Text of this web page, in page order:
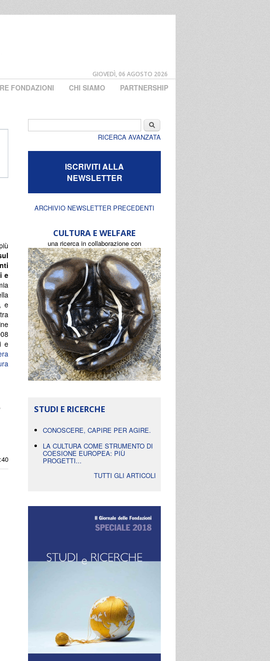
GIOVEDÌ, 06 AGOSTO 2026
FONDAZIONI CHI SIAMO PARTNERSHIP
e
, e
e
Cerca
RICERCA AVANZATA
ISCRIVITI ALLA
NEWSLETTER
ARCHIVIO NEWSLETTER PRECEDENTI
CULTURA E WELFARE
una ricerca in collaborazione con
STUDI E RICERCHE
CONOSCERE, CAPIRE PER AGIRE.
LA CULTURA COME STRUMENTO DI
COESIONE EUROPEA: PIÙ
PROGETTI...
TUTTI GLI ARTICOLI